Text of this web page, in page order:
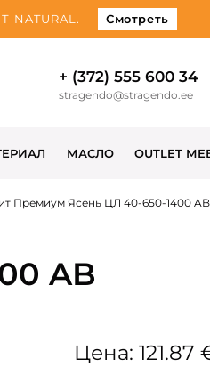
Смотреть
+ (372) 555 600 34
stragendo@stragendo.ee
МАСЛО OUTLET
Премиум Ясень ЦЛ 40-650-1400 AB
AB
Цена: 121.87